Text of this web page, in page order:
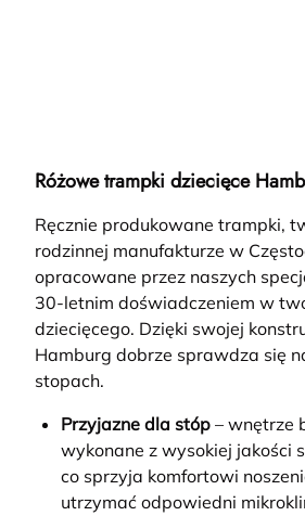
Różowe trampki dziecięce
Ręcznie produkowane trampki,
rodzinnej manufakturze w
opracowane przez naszych
30-letnim doświadczeniem w
dziecięcego. Dzięki swojej
Hamburg dobrze sprawdza się
stopach.
Przyjazne dla stóp – wnętrze
wykonane z wysokiej jakości
co sprzyja komfortowi
utrzymać odpowiedni